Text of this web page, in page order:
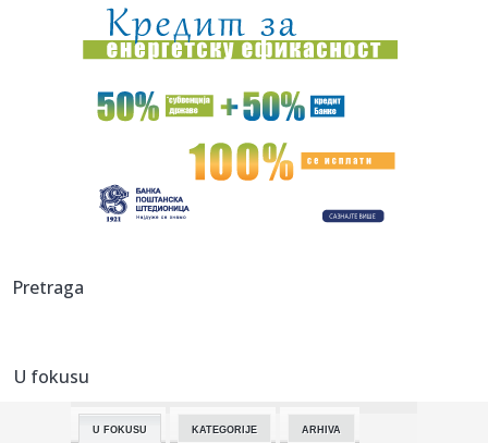
07:25:Izdato upozorenje: Rizik može biti ekstreman; Oglasio se
RHMZ: S...
07:23:Hotel duboko pod zemljom: Do kreveta se stiže 45 minuta,
noć ko...
Gužva na Batrovcima, čeka se četiri sata
07:18:Saga je gotovo: Potpisao Vinisijus!
07:15:
Pretraga
U fokusu
U FOKUSU KATEGORIJE ARHIVA